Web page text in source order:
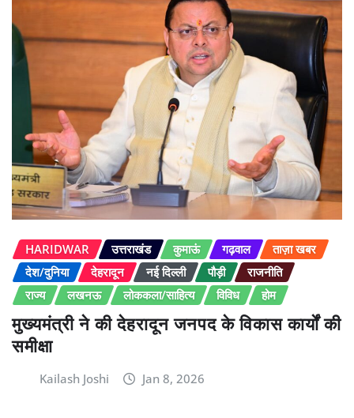
HARIDWAR उत्तराखंड कुमाऊं गढ़वाल
ताज़ा खबर
देश/दुनिया
देहरादून नई दिल्ली पौड़ी
राजनीति
राज्य
लखनऊ लोककला/साहित्य विविध होम
मुख्यमंत्री ने की देहरादून जनपद के विकास कार्यों की
समीक्षा
Kailash Joshi Jan 8, 2026